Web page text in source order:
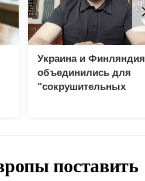
Украина и Финляндия
объединились для
"сокрушительных
поставить